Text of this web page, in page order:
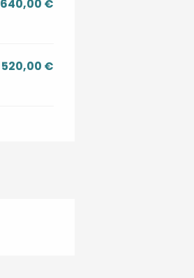
640,00 €
520,00 €